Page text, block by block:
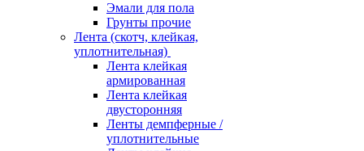
Эмали для пола
Грунты прочие
Лента (скотч, клейкая,
уплотнительная)
Лента клейкая
армированная
Лента клейкая
двусторонняя
Ленты демпферные /
уплотнительные